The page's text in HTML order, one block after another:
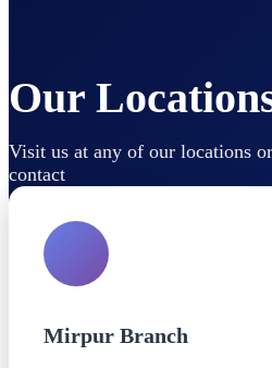
Our
Visit us at any of our locations
contact
Mirpur Branch